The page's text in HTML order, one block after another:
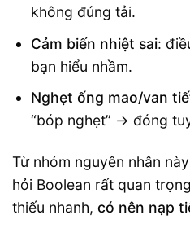
không đúng tải.
Cảm biến nhiệt sai:
bạn hiểu nhầm.
Nghẹt ống mao/van
“bóp nghẹt” → đóng
Từ nhóm nguyên nhân
hỏi Boolean rất quan
thiếu nhanh, có nên nạp